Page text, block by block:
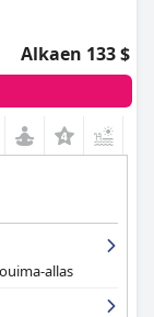
Alkaen 133 $
allas